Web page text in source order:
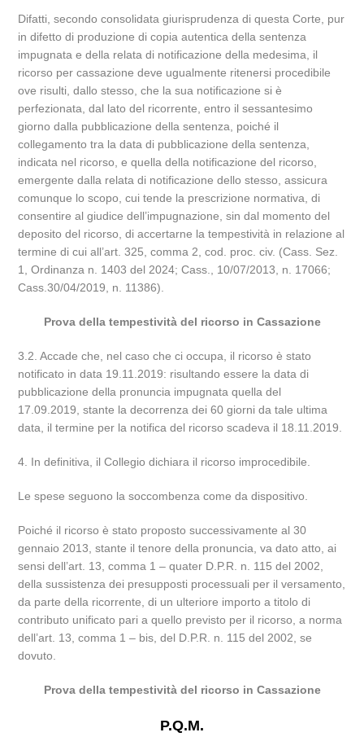
Difatti, secondo consolidata giurisprudenza di questa Corte, pur
in difetto di produzione di copia autentica della sentenza
impugnata e della relata di notificazione della medesima, il
ricorso per cassazione deve ugualmente ritenersi procedibile
ove risulti, dallo stesso, che la sua notificazione si è
perfezionata, dal lato del ricorrente, entro il sessantesimo
giorno dalla pubblicazione della sentenza, poiché il
collegamento tra la data di pubblicazione della sentenza,
indicata nel ricorso, e quella della notificazione del ricorso,
emergente dalla relata di notificazione dello stesso, assicura
comunque lo scopo, cui tende la prescrizione normativa, di
consentire al giudice dell’impugnazione, sin dal momento del
deposito del ricorso, di accertarne la tempestività in relazione al
termine di cui all’art. 325, comma 2, cod. proc. civ. (Cass. Sez.
1, Ordinanza n. 1403 del 2024; Cass., 10/07/2013, n. 17066;
Cass.30/04/2019, n. 11386).
Prova della tempestività del ricorso in Cassazione
3.2. Accade che, nel caso che ci occupa, il ricorso è stato
notificato in data 19.11.2019: risultando essere la data di
pubblicazione della pronuncia impugnata quella del
17.09.2019, stante la decorrenza dei 60 giorni da tale ultima
data, il termine per la notifica del ricorso scadeva il 18.11.2019.
4. In definitiva, il Collegio dichiara il ricorso improcedibile.
Le spese seguono la soccombenza come da dispositivo.
Poiché il ricorso è stato proposto successivamente al 30
gennaio 2013, stante il tenore della pronuncia, va dato atto, ai
sensi dell’art. 13, comma 1 – quater D.P.R. n. 115 del 2002,
della sussistenza dei presupposti processuali per il versamento,
da parte della ricorrente, di un ulteriore importo a titolo di
contributo unificato pari a quello previsto per il ricorso, a norma
dell’art. 13, comma 1 – bis, del D.P.R. n. 115 del 2002, se
dovuto.
Prova della tempestività del ricorso in Cassazione
P.Q.M.